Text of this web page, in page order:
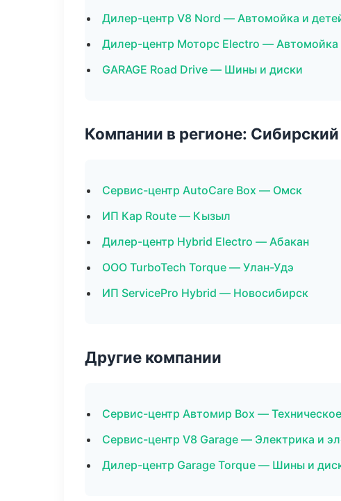
Дилер-центр V8 Nord — Автомойка и
Дилер-центр Моторс Electro — Автомойка
GARAGE Road Drive — Шины и диски
Компании в регионе:
Сервис-центр AutoCare Box — Омск
ИП Кар Route — Кызыл
Дилер-центр Hybrid Electro — Абакан
ООО TurboTech Torque — Улан-Удэ
ИП ServicePro Hybrid — Новосибирск
Другие компании
Сервис-центр Автомир Box —
Сервис-центр V8 Garage — Электрика и
Дилер-центр Garage Torque — Шины и